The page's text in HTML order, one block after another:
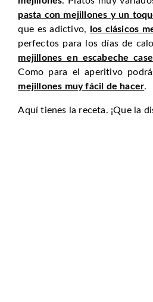
pasta con mejillones y un
que es adictivo,
los clásicos
perfectos para los días de
mejillones en escabeche
Como para el aperitivo
mejillones muy fácil de hacer.
Aquí tienes la receta. ¡Que la